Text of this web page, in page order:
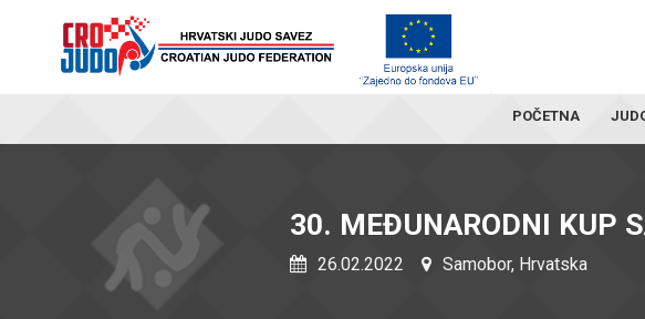
POČETNA
30. MEĐUNARODNI KUP
26.02.2022 Samobor, Hrvatska